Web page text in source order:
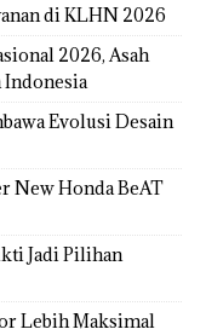
di KLHN 2026
2026, Asah
Indonesia
Evolusi Desain
New Honda BeAT
Jadi Pilihan
Lebih Maksimal